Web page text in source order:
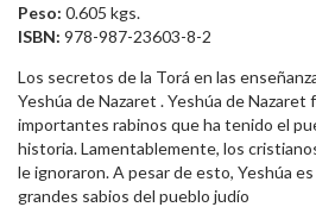
Peso: 0.605 kgs.
ISBN: 978-987-23603-8-2
Los secretos de la Torá en las
Yeshúa de Nazaret . Yeshúa de Nazaret
importantes rabinos que ha tenido el
historia. Lamentablemente, los
le ignoraron. A pesar de esto, Yeshúa
grandes sabios del pueblo judío